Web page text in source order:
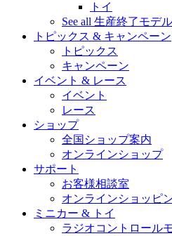
トイ
See all 生産終了モデ
トピックス & キャンペーン
トピックス
キャンペーン
イベント & レース
イベント
レース
ショップ
全国ショップ案内
オンラインショップ
サポート
お客様相談室
オンラインショッピ
ミニカー & トイ
ラジオコントロール